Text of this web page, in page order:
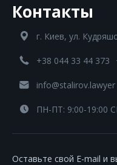
Контакты
г. Киев, ул.
+38 044 33 44 373
info@stalirov.lawyer
ПН-ПТ: 9:00-19:00
Оставьте свой E-mail и